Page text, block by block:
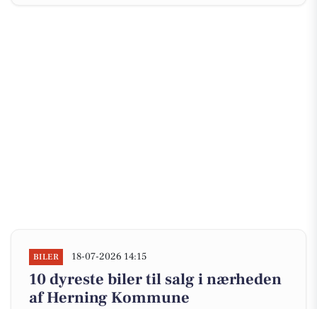
BILER 18-07-2026 14:15
10 dyreste biler til salg i nærheden
af Herning Kommune